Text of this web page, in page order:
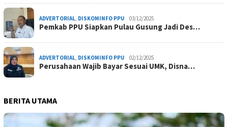
ADVERTORIAL, DISKOMINFO PPU 03/12/2025
Pemkab PPU Siapkan Pulau Gusung Jadi Des…
ADVERTORIAL, DISKOMINFO PPU 02/12/2025
Perusahaan Wajib Bayar Sesuai UMK, Disna…
BERITA UTAMA